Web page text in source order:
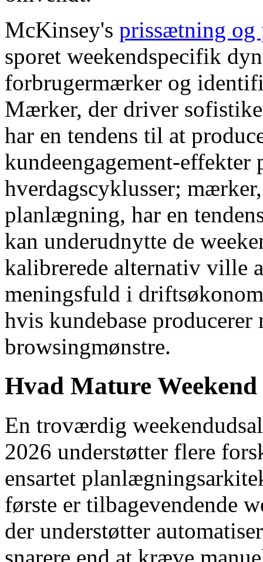
McKinsey's prissætning og
sporet weekendspecifik
forbrugermærker og
Mærker, der driver
har en tendens til at
kundeengagement-
hverdagscyklusser;
planlægning, har en
kan underudnytte de
kalibrerede alternativ ville
meningsfuld i
hvis kundebase
browsingmønstre.
Hvad Mature
En troværdig
2026 understøtter flere
ensartet
første er tilbagevendende
der understøtter
snarere end at kræve